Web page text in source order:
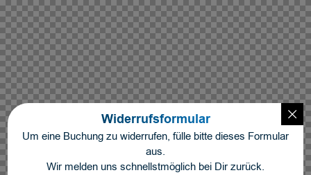
Widerrufsformular
Um eine Buchung zu widerrufen, fülle bitte dieses Formular
aus.
Wir melden uns schnellstmöglich bei Dir zurück.